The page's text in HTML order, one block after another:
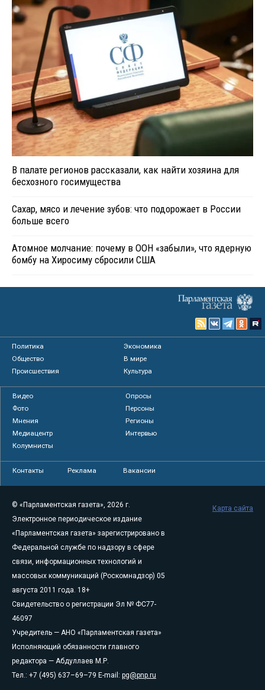
В палате регионов рассказали, как найти хозяина для
бесхозного госимущества
Сахар, мясо и лечение зубов: что подорожает в России
больше всего
Атомное молчание: почему в ООН «забыли», что ядерную
бомбу на Хиросиму сбросили США
Политика
Экономика
Общество
В мире
Происшествия
Культура
Видео
Опросы
Фото
Персоны
Мнения
Регионы
Медиацентр
Интервью
Колумнисты
Контакты Реклама Вакансии
© «Парламентская газета», 2026 г.
Электронное периодическое издание
«Парламентская газета» зарегистрировано в
Федеральной службе по надзору в сфере
связи, информационных технологий и
массовых коммуникаций (Роскомнадзор) 05
августа 2011 года. 18+
Свидетельство о регистрации Эл № ФС77-
46097
Учредитель — АНО «Парламентская газета»
Исполняющий обязанности главного
редактора — Абдуллаев М.Р.
Тел.: +7 (495) 637–69–79 E-mail: pg@pnp.ru
Карта сайта